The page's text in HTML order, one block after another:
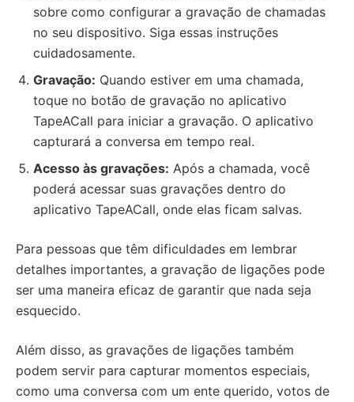
sobre como configurar a gravação de chamadas
no seu dispositivo. Siga essas instruções
cuidadosamente.
Gravação: Quando estiver em uma chamada,
toque no botão de gravação no aplicativo
TapeACall para iniciar a gravação. O aplicativo
capturará a conversa em tempo real.
Acesso às gravações: Após a chamada, você
poderá acessar suas gravações dentro do
aplicativo TapeACall, onde elas ficam salvas.
Para pessoas que têm dificuldades em lembrar
detalhes importantes, a gravação de ligações pode
ser uma maneira eficaz de garantir que nada seja
esquecido.
Além disso, as gravações de ligações também
podem servir para capturar momentos especiais,
como uma conversa com um ente querido, votos de